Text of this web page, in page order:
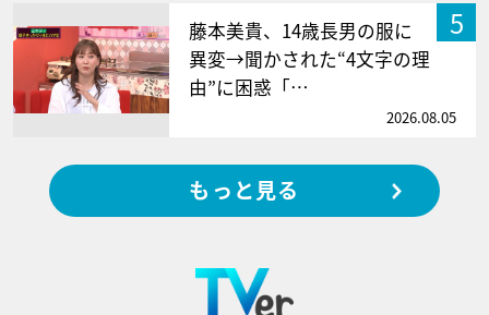
5
藤本美貴、14歳長男の服に
異変→聞かされた“4文字の理
由”に困惑「…
2026.08.05
もっと見る